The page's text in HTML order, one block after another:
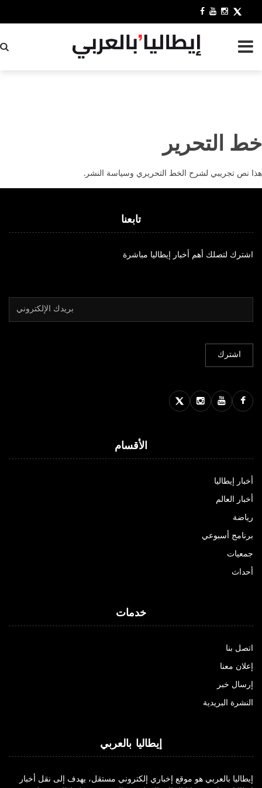
خط التحرير
هذا نص تجريبي لشرح الخط التحريري وسياسة النشر.
تابعنا
اشترك لتصلك أهم أخبار إيطاليا مباشرة
الأقسام
أخبار إيطاليا
أخبار العالم
رياضة
برنامج أسبوعي
جمعيات
أحداث
خدمات
اتصل بنا
إعلان معنا
إرسال خبر
النشرة البريدية
إيطاليا بالعربي
إيطاليا بالعربي هو موقع إخباري إلكتروني مستقل، يهدف إلى نقل أخبار